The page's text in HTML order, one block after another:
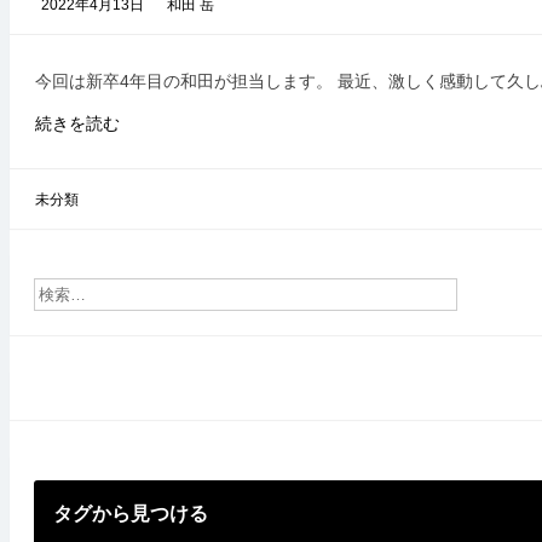
2022年4月13日 和田 岳
今回は新卒4年目の和田が担当します。 最近、激しく感動して久
続きを読む大
に
未分類
タグから見つける